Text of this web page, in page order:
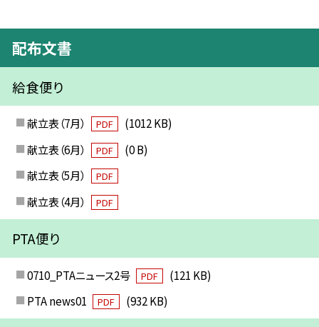
配布文書
給食便り
献立表（7月） PDF
(1012 KB)
献立表（6月）
PDF
(0 B)
献立表（5月）
PDF
献立表（4月） PDF
PTA便り
0710_PTAニュース2号 PDF
(121 KB)
PTA news01
PDF (932 KB)